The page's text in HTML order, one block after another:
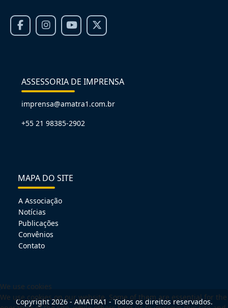
ASSESSORIA DE IMPRENSA
imprensa@amatra1.com.br
+55 21 98385-2902
MAPA DO SITE
A Associação
Notícias
Publicações
Convênios
Contato
Copyright 2026 - AMATRA1 - Todos os direitos reservados.
We use cookies
We use cookies on our website. Some of them are essential for the